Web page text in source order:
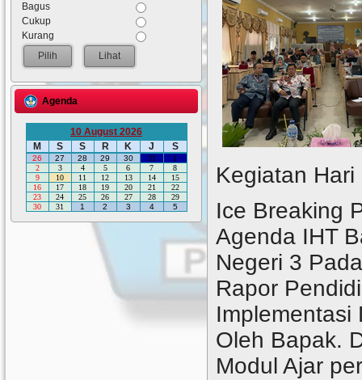
Bagus
Cukup
Kurang
Lihat
Agenda
10 August 2026
M
S S R K J S
26 27 28 29 30 31
1
2
3 4 5 6 7
8
9
10 11 12 13 14
15
16
17 18 19 20 21
22
23
24 25 26 27 28
29
30
31 1 2 3 4 5
Kegiatan
Ice Breaking
Agenda IHT
Negeri 3
Rapor
Implementasi
Oleh Bapak.
Modul Ajar